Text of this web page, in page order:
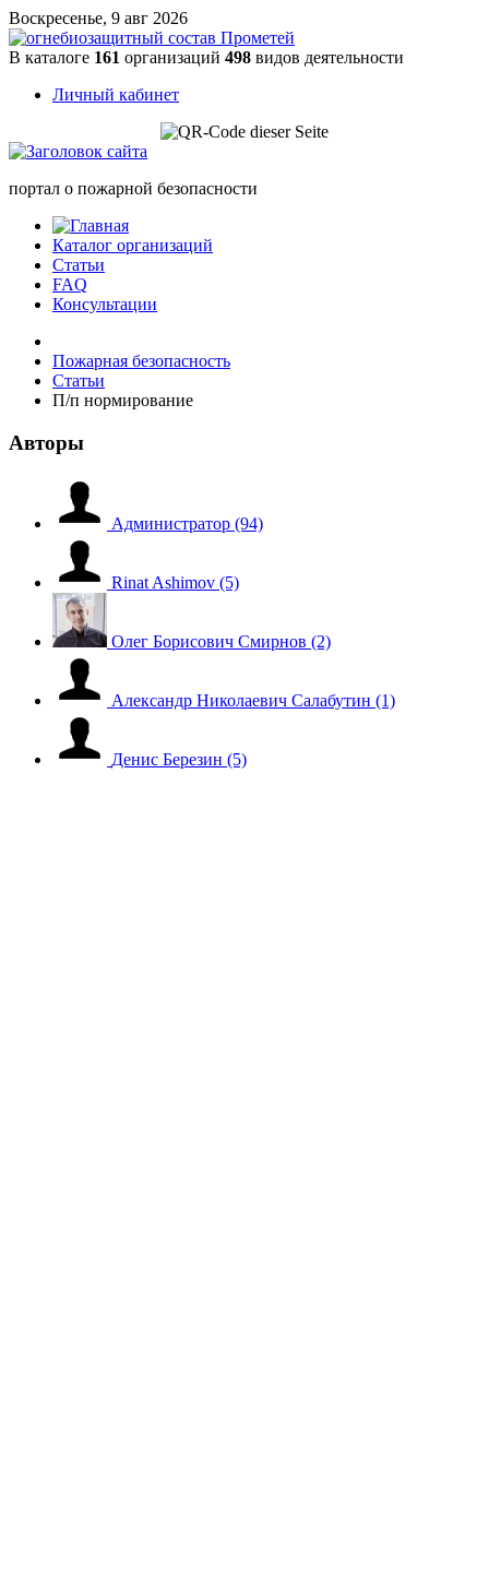
Воскресенье, 9 авг 2026
В каталоге 161 организаций 498 видов деятельности
Личный кабинет
портал о пожарной безопасности
Каталог организаций
Статьи
FAQ
Консультации
Пожарная безопасность
Статьи
П/п нормирование
Авторы
Администратор (94)
Rinat Ashimov (5)
Олег Борисович Смирнов (2)
Александр Николаевич Салабутин (1)
Денис Березин (5)